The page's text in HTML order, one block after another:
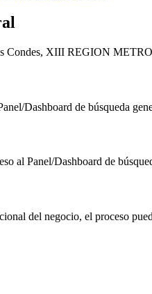
Condes, XIII REGION
Dashboard de búsqueda
al Panel/Dashboard de
del negocio, el proceso